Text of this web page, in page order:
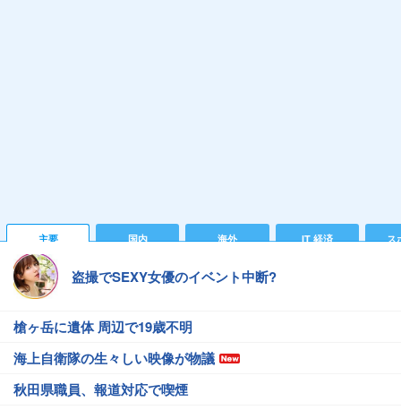
主要 国内 海外 IT 経済 ス
盗撮でSEXY女優のイベント中断?
槍ヶ岳に遺体 周辺で19歳不明
海上自衛隊の生々しい映像が物議
秋田県職員、報道対応で喫煙